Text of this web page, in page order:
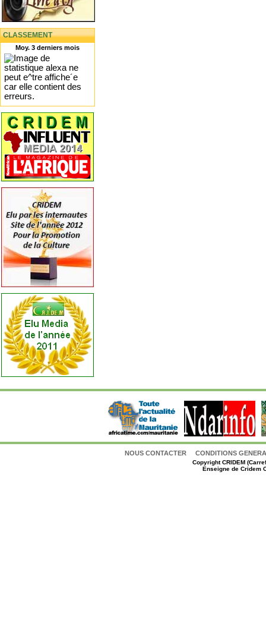
CLASSEMENT
Moy. 3 derniers mois
NOUS CONTACTER CONDITIONS
CopyrightCRIDEM
Enseigne de Cridem